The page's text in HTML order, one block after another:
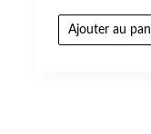
Ajouter au